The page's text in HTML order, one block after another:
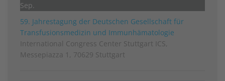
Sep.
59. Jahrestagung der Deutschen Gesellschaft für
Transfusionsmedizin und Immunhämatologie
International Congress Center Stuttgart ICS,
Messepiazza 1, 70629 Stuttgart